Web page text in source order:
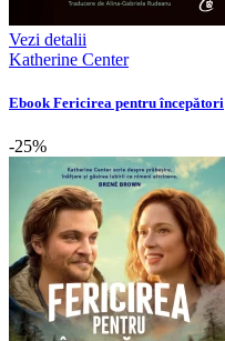
Vezi detalii
Katherine Center
Ebook Fericirea pentru începători
-25%